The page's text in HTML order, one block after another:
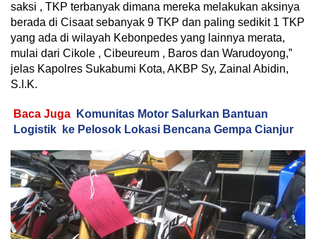
saksi , TKP terbanyak dimana mereka melakukan aksinya
berada di Cisaat sebanyak 9 TKP dan paling sedikit 1 TKP
yang ada di wilayah Kebonpedes yang lainnya merata,
mulai dari Cikole , Cibeureum , Baros dan Warudoyong,”
jelas Kapolres Sukabumi Kota, AKBP Sy, Zainal Abidin,
S.I.K.
Baca Juga
Komunitas Motor Salurkan Bantuan
Logistik ke Pelosok Lokasi Bencana Gempa Cianjur